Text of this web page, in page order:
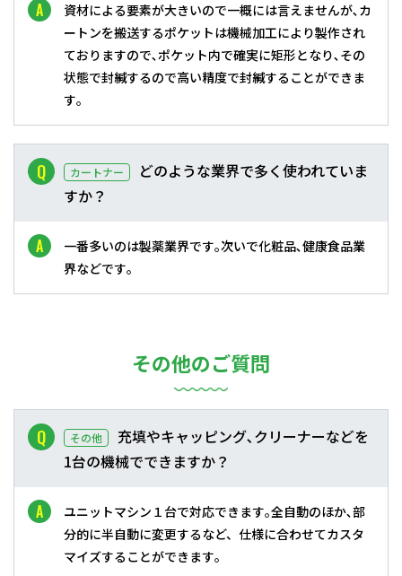
資材による要素が大きいので一概には言えませんが､カ
ートンを搬送するポケットは機械加工により製作され
ておりますので､ポケット内で確実に矩形となり､その
状態で封緘するので高い精度で封緘することができま
す｡
カートナー
どのような業界で多く使われていま
すか？
一番多いのは製薬業界です｡次いで化粧品､健康食品業
界などです｡
その他のご質問
その他
充填やキャッピング､クリーナーなどを
1台の機械でできますか？
ユニットマシン１台で対応できます｡全自動のほか､部
分的に半自動に変更するなど、仕様に合わせてカスタ
マイズすることができます｡